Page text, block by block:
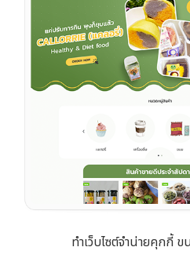
ทำเว็บไซต์จำน่ายคุกกี้